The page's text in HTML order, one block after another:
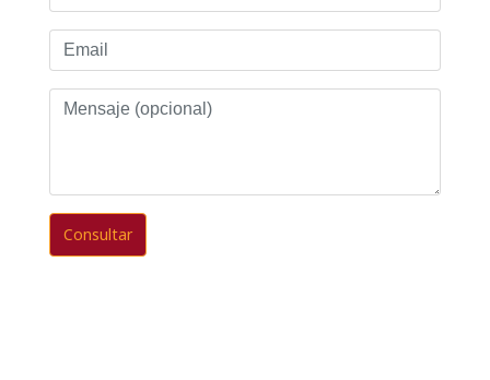
Email
Mensaje
Consultar